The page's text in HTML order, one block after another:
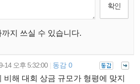
지 쓰실 수 있습니다.
14 오후 5:32:00 동감 0
해 대회 상금 규모가 형평에 맞지